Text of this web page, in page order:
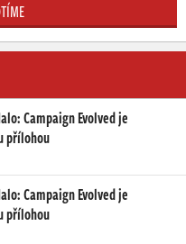
Campaign Evolved je
přílohou
Campaign Evolved je
přílohou